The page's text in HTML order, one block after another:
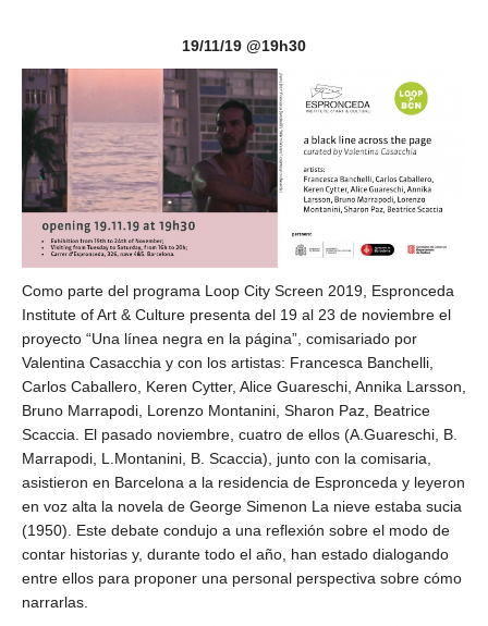
19/11/19 @19h30
Como parte del programa Loop City Screen 2019, Espronceda
Institute of Art & Culture presenta del 19 al 23 de noviembre el
proyecto “Una línea negra en la página”, comisariado por
Valentina Casacchia y con los artistas: Francesca Banchelli,
Carlos Caballero, Keren Cytter, Alice Guareschi, Annika Larsson,
Bruno Marrapodi, Lorenzo Montanini, Sharon Paz, Beatrice
Scaccia. El pasado noviembre, cuatro de ellos (A.Guareschi, B.
Marrapodi, L.Montanini, B. Scaccia), junto con la comisaria,
asistieron en Barcelona a la residencia de Espronceda y leyeron
en voz alta la novela de George Simenon La nieve estaba sucia
(1950). Este debate condujo a una reflexión sobre el modo de
contar historias y, durante todo el año, han estado dialogando
entre ellos para proponer una personal perspectiva sobre cómo
narrarlas.